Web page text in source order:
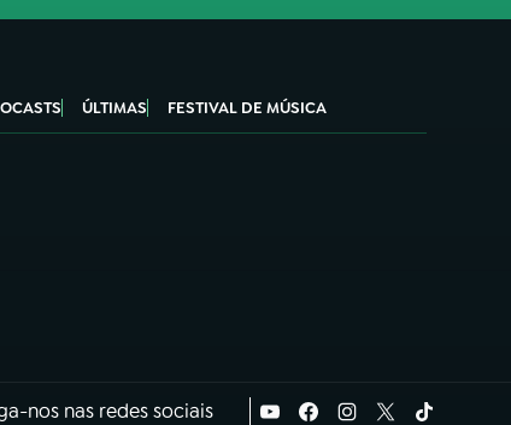
ÚLTIMAS FESTIVAL DE MÚSICA
nos nas redes sociais